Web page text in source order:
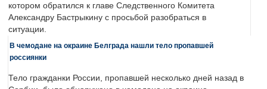
котором обратился к главе Следственного Комитета
Александру Бастрыкину с просьбой разобраться в
ситуации.
В чемодане на окраине Белграда нашли тело пропавшей
россиянки
Тело гражданки России, пропавшей несколько дней назад в